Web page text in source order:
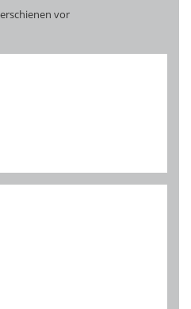
erschienen vor